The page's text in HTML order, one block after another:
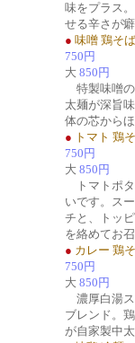
味をプラス
せる辛さが
● 味噌 鶏そば
750円
大 850円
特製味噌の
太麺が深旨
体の芯から
● トマト 鶏
750円
大 850円
トマトポタ
いです。ス
チと、トッ
を絡めてお
● カレー 鶏
750円
大 850円
濃厚白湯ス
ブレンド。
が自家製中